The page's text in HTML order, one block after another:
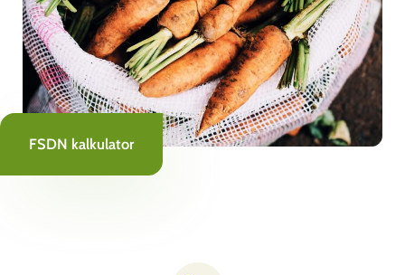
FSDN kalkulator